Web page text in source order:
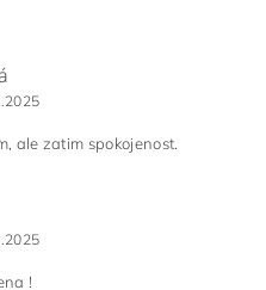
ale zatim spokojenost.
!